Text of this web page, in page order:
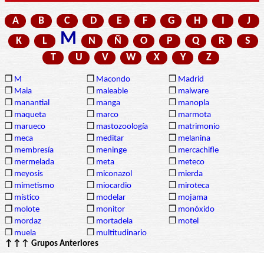
A B C D E F G H I
J
K
L M N Ñ O P Q R
S
T
U V W X Y Z
❒ M ❒ Macondo ❒ Madrid
❒ Maia ❒ maleable ❒ malware
❒ manantial ❒ manga ❒ manopla
❒ maqueta ❒ marco ❒ marmota
❒ marueco ❒ mastozoología ❒ matrimonio
❒ meca ❒ meditar ❒ melanina
❒ membresía ❒ meninge ❒ mercachifle
❒ mermelada ❒ meta ❒ meteco
❒ meyosis ❒ miconazol ❒ mierda
❒ mimetismo ❒ miocardio ❒ miroteca
❒ místico ❒ modelar ❒ mojama
❒ molote ❒ monitor ❒ monóxido
❒ mordaz ❒ mortadela ❒ motel
❒ muela ❒ multitudinario
↑↑↑ Grupos Anteriores